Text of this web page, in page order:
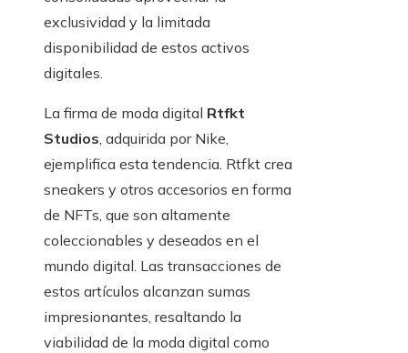
exclusividad y la limitada
disponibilidad de estos activos
digitales.
La firma de moda digital Rtfkt
Studios, adquirida por Nike,
ejemplifica esta tendencia. Rtfkt crea
sneakers y otros accesorios en forma
de NFTs, que son altamente
coleccionables y deseados en el
mundo digital. Las transacciones de
estos artículos alcanzan sumas
impresionantes, resaltando la
viabilidad de la moda digital como